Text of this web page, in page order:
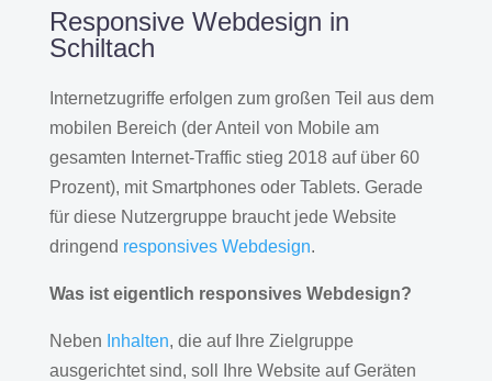
Responsive Webdesign in
Schiltach
Internetzugriffe erfolgen zum großen Teil aus dem
mobilen Bereich (der Anteil von Mobile am
gesamten Internet-Traffic stieg 2018 auf über 60
Prozent), mit Smartphones oder Tablets. Gerade
für diese Nutzergruppe braucht jede Website
dringend responsives Webdesign.
Was ist eigentlich responsives Webdesign?
Neben Inhalten, die auf Ihre Zielgruppe
ausgerichtet sind, soll Ihre Website auf Geräten